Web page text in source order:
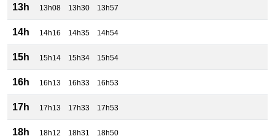
13h 13h08 13h30 13h57
14h 14h16 14h35 14h54
15h 15h14 15h34 15h54
16h 16h13 16h33 16h53
17h 17h13 17h33 17h53
18h 18h12 18h31 18h50